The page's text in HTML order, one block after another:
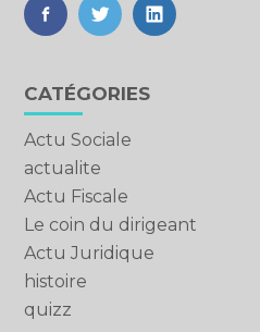
FaceBook
TwitterLinkedIn
Blog
sidebar
CATÉGORIES
Actu Sociale
actualite
Actu Fiscale
Le coin du dirigeant
Actu Juridique
histoire
quizz